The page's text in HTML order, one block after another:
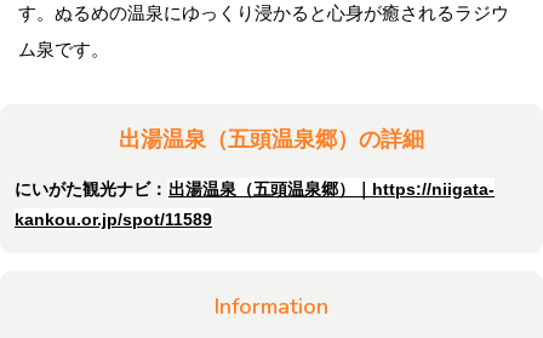
す。ぬるめの温泉にゆっくり浸かると心身が癒されるラジウ
ム泉です。
出湯温泉（五頭温泉郷）の詳細
にいがた観光ナビ： 出湯温泉（五頭温泉郷）｜https://niigata-
kankou.or.jp/spot/11589
Information